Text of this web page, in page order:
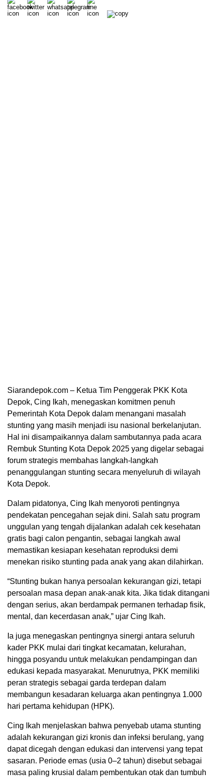
Siarandepok.com – Ketua Tim Penggerak PKK Kota
Depok, Cing Ikah, menegaskan komitmen penuh
Pemerintah Kota Depok dalam menangani masalah
stunting yang masih menjadi isu nasional berkelanjutan.
Hal ini disampaikannya dalam sambutannya pada acara
Rembuk Stunting Kota Depok 2025 yang digelar sebagai
forum strategis membahas langkah-langkah
penanggulangan stunting secara menyeluruh di wilayah
Kota Depok.
Dalam pidatonya, Cing Ikah menyoroti pentingnya
pendekatan pencegahan sejak dini. Salah satu program
unggulan yang tengah dijalankan adalah cek kesehatan
gratis bagi calon pengantin, sebagai langkah awal
memastikan kesiapan kesehatan reproduksi demi
menekan risiko stunting pada anak yang akan dilahirkan.
“Stunting bukan hanya persoalan kekurangan gizi, tetapi
persoalan masa depan anak-anak kita. Jika tidak ditangani
dengan serius, akan berdampak permanen terhadap fisik,
mental, dan kecerdasan anak,” ujar Cing Ikah.
Ia juga menegaskan pentingnya sinergi antara seluruh
kader PKK mulai dari tingkat kecamatan, kelurahan,
hingga posyandu untuk melakukan pendampingan dan
edukasi kepada masyarakat. Menurutnya, PKK memiliki
peran strategis sebagai garda terdepan dalam
membangun kesadaran keluarga akan pentingnya 1.000
hari pertama kehidupan (HPK).
Cing Ikah menjelaskan bahwa penyebab utama stunting
adalah kekurangan gizi kronis dan infeksi berulang, yang
dapat dicegah dengan edukasi dan intervensi yang tepat
sasaran. Periode emas (usia 0–2 tahun) disebut sebagai
masa paling krusial dalam pembentukan otak dan tumbuh